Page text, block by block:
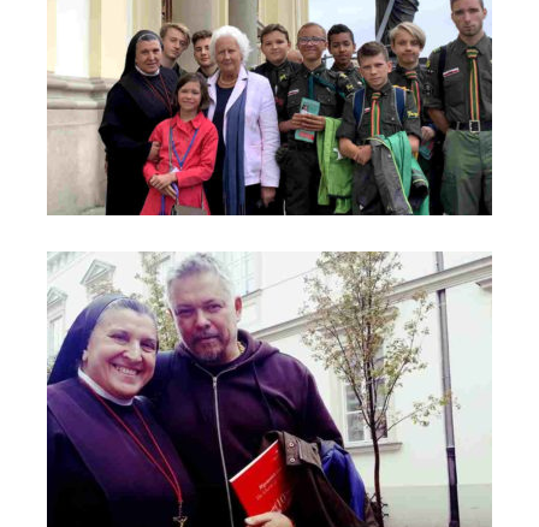
harcerzy z 22 WDH Płowce imienia Króla Władysława
Łokietka - Most do Nieba